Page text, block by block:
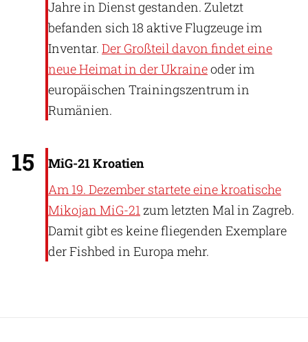
Jahre in Dienst gestanden. Zuletzt
befanden sich 18 aktive Flugzeuge im
Inventar. Der Großteil davon findet eine
neue Heimat in der Ukraineoder im
europäischen Trainingszentrum in
Rumänien.
15
MiG-21 Kroatien
Am 19. Dezember startete eine kroatische
Mikojan MiG-21 zum letzten Mal in Zagreb.
Damit gibt es keine fliegenden Exemplare
der Fishbed in Europa mehr.